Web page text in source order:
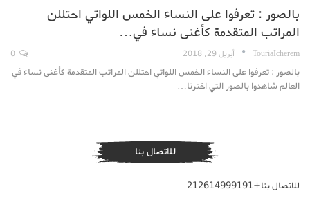
بالصور : تعرفوا على النساء الخمس اللواتي احتللن
المراتب المتقدمة كأغنى نساء في…
TouriaIcherem أبريل 29, 2018
بالصور : تعرفوا على النساء الخمس اللواتي احتللن المراتب المتقدمة كأغنى نساء في
العالم شاهدوا بالصور التي اخترنا…
للاتصال بنا
للاتصال بنا+212614999191